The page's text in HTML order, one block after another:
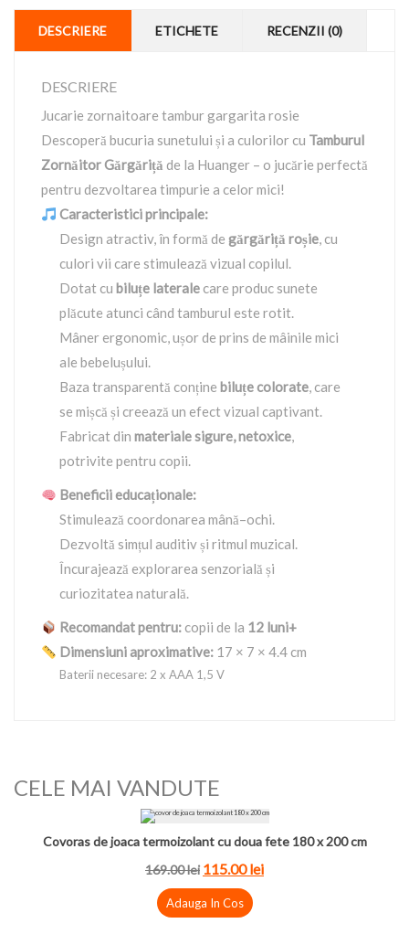
DESCRIERE ETICHETE RECENZII (0)
DESCRIERE
Jucarie zornaitoare tambur gargarita rosie
Descoperă bucuria sunetului și a culorilor cu Tamburul
Zornăitor Gărgăriță de la Huanger – o jucărie perfectă
pentru dezvoltarea timpurie a celor mici!
Caracteristici principale:
Design atractiv, în formă de gărgăriță roșie, cu
culori vii care stimulează vizual copilul.
Dotat cu biluțe laterale care produc sunete
plăcute atunci când tamburul este rotit.
Mâner ergonomic, ușor de prins de mâinile mici
ale bebelușului.
Baza transparentă conține biluțe colorate, care
se mișcă și creează un efect vizual captivant.
Fabricat din materiale sigure, netoxice,
potrivite pentru copii.
Beneficii educaționale:
Stimulează coordonarea mână–ochi.
Dezvoltă simțul auditiv și ritmul muzical.
Încurajează explorarea senzorială și
curiozitatea naturală.
Recomandat pentru: copii de la 12 luni+
Dimensiuni aproximative: 17 × 7 × 4.4 cm
Baterii necesare: 2 x AAA 1,5 V
CELE MAI VANDUTE
Covoras de joaca termoizolant cu doua fete 180 x 200 cm
169.00 lei 115.00 lei
Adauga In Cos